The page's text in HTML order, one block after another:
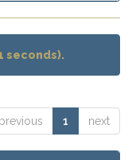
seconds).
previous 1 next